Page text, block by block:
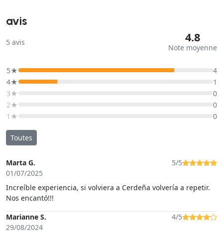
avis
5 avis 4.8
Note moyenne
5★
4
4★
1
3★
0
2★
0
1★
0
Toutes
Marta G.
01/07/2025
5/5
Increíble experiencia, si volviera a Cerdeña volvería a repetir.
Nos encantó!!!
Marianne S.
29/08/2024
4/5